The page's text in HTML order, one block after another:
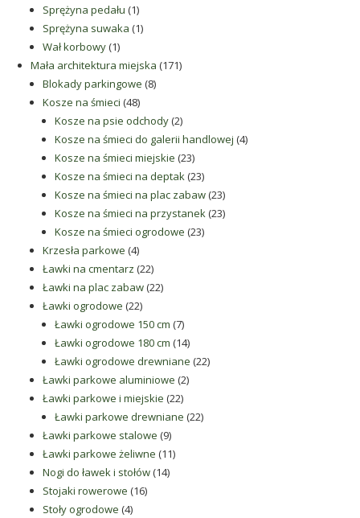
produkt
Sprężyna pedału 11
produkt
Sprężyna suwaka 11
Wał korbowy 11
produkt
Mała architektura miejska 171171
Blokady parkingowe 88
Kosze na śmieci 4848
produktów
Kosze na psie odchody 22
produkty
Kosze na śmieci do galerii handlowej 44
Kosze na śmieci miejskie 2323
produkty
Kosze na śmieci na deptak 2323
produkty
Kosze na śmieci na plac zabaw 2323
produkty
Kosze na śmieci na przystanek 2323
Kosze na śmieci ogrodowe 2323
Krzesła parkowe 44
produkty
Ławki na cmentarz 2222
produkty
Ławki na plac zabaw 2222
Ławki ogrodowe 2222
produkty
Ławki ogrodowe 150 cm 77
produktów
Ławki ogrodowe 180 cm 1414
produktów
Ławki ogrodowe drewniane 2222
Ławki parkowe aluminiowe 22
Ławki parkowe i miejskie 2222
produkty
Ławki parkowe drewniane 2222
Ławki parkowe stalowe 99
produktów
Ławki parkowe żeliwne 1111
Nogi do ławek i stołów 1414
Stojaki rowerowe 1616
Stoły ogrodowe 44